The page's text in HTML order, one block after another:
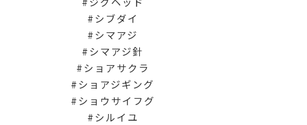
シブダイ
シマアジ
シマアジ針
ショアサクラ
ショアジギング
ショウサイフグ
シルイユ